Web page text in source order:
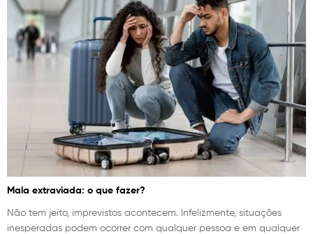
Mala extraviada: o que fazer?
Não tem jeito, imprevistos acontecem. Infelizmente, situações
inesperadas podem ocorrer com qualquer pessoa e em qualquer